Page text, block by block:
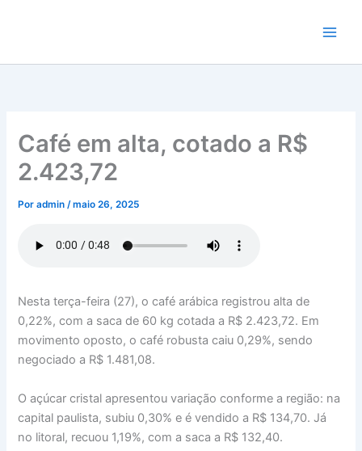
conteúdo
Café em alta, cotado a R$
2.423,72
Poradmin/maio 26, 2025
Nesta terça-feira (27), o café arábica registrou alta de
0,22%, com a saca de 60 kg cotada a R$ 2.423,72. Em
movimento oposto, o café robusta caiu 0,29%, sendo
negociado a R$ 1.481,08.
O açúcar cristal apresentou variação conforme a região: na
capital paulista, subiu 0,30% e é vendido a R$ 134,70. Já
no litoral, recuou 1,19%, com a saca a R$ 132,40.